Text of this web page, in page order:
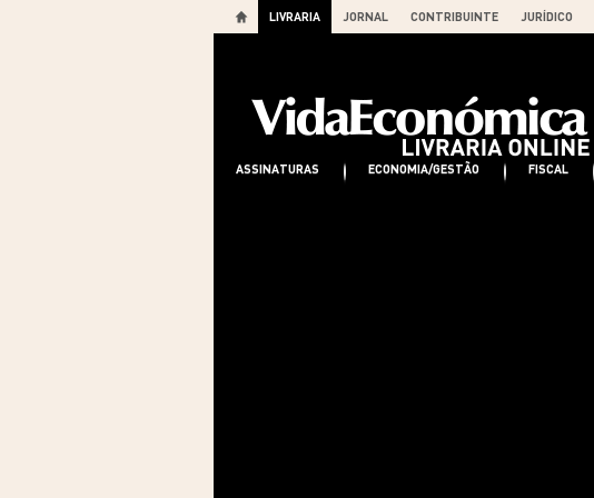
LIVRARIA JORNAL CONTRIBUINTE JURÍDICO
ASSINATURAS ECONOMIA/GESTÃO FISCAL